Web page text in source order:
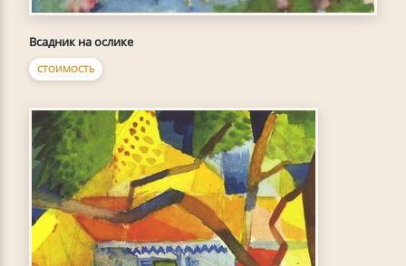
Всадник на ослике
СТОИМОСТЬ